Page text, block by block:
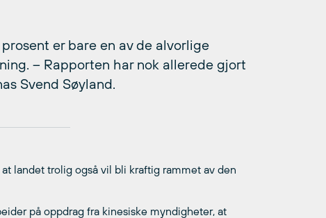
er bare en av de alvorlige
– Rapporten har nok allerede gjort
Svend Søyland.
landet trolig også vil bli kraftig rammet av den
på oppdrag fra kinesiske myndigheter, at